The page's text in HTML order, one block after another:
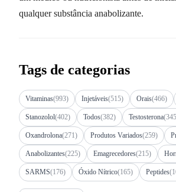
qualquer substância anabolizante.
Tags de categorias
Vitaminas(993) Injetáveis(515) Orais(466)
Stanozolol(402) Todos(382) Testosterona
Oxandrolona(271) Produtos Variados(259)
Anabolizantes(225) Emagrecedores(215)
SARMS(176) Óxido Nítrico(165) Peptides